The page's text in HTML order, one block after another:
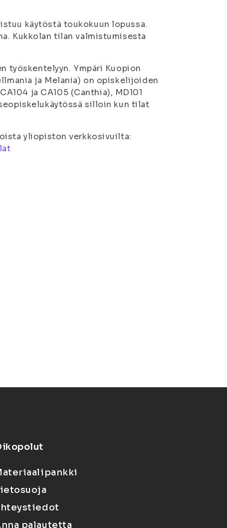
käytöstä toukokuun lopussa.
Kukkolan tilan valmistumisesta
Ympäri Kuopion
ja Melania) on opiskelijoiden
ja CA105 (Canthia), MD101
silloin kun tilat
yliopiston verkkosivuilta:
palautetta